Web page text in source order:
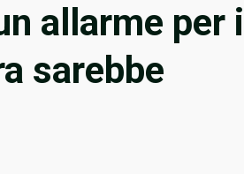
allarme per i
sarebbe